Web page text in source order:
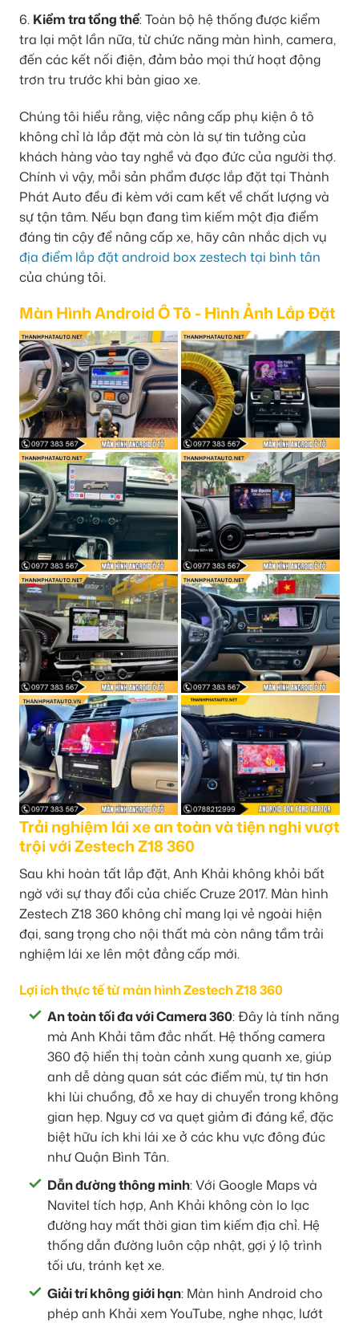
6. Kiểm tra tổng thể: Toàn bộ hệ thống được kiểm
tra lại một lần nữa, từ chức năng màn hình, camera,
đến các kết nối điện, đảm bảo mọi thứ hoạt động
trơn tru trước khi bàn giao xe.
Chúng tôi hiểu rằng, việc nâng cấp phụ kiện ô tô
không chỉ là lắp đặt mà còn là sự tin tưởng của
khách hàng vào tay nghề và đạo đức của người thợ.
Chính vì vậy, mỗi sản phẩm được lắp đặt tại Thành
Phát Auto đều đi kèm với cam kết về chất lượng và
sự tận tâm. Nếu bạn đang tìm kiếm một địa điểm
đáng tin cậy để nâng cấp xe, hãy cân nhắc dịch vụ
địa điểm lắp đặt android box zestech tại bình tân
của chúng tôi.
Màn Hình Android Ô Tô - Hình Ảnh Lắp Đặt
Trải nghiệm lái xe an toàn và tiện nghi vượt
trội với Zestech Z18 360
Sau khi hoàn tất lắp đặt, Anh Khải không khỏi bất
ngờ với sự thay đổi của chiếc Cruze 2017. Màn hình
Zestech Z18 360 không chỉ mang lại vẻ ngoài hiện
đại, sang trọng cho nội thất mà còn nâng tầm trải
nghiệm lái xe lên một đẳng cấp mới.
Lợi ích thực tế từ màn hình Zestech Z18 360
An toàn tối đa với Camera 360: Đây là tính năng
mà Anh Khải tâm đắc nhất. Hệ thống camera
360 độ hiển thị toàn cảnh xung quanh xe, giúp
anh dễ dàng quan sát các điểm mù, tự tin hơn
khi lùi chuồng, đỗ xe hay di chuyển trong không
gian hẹp. Nguy cơ va quẹt giảm đi đáng kể, đặc
biệt hữu ích khi lái xe ở các khu vực đông đúc
như Quận Bình Tân.
Dẫn đường thông minh: Với Google Maps và
Navitel tích hợp, Anh Khải không còn lo lạc
đường hay mất thời gian tìm kiếm địa chỉ. Hệ
thống dẫn đường luôn cập nhật, gợi ý lộ trình
tối ưu, tránh kẹt xe.
Giải trí không giới hạn: Màn hình Android cho
phép anh Khải xem YouTube, nghe nhạc, lướt